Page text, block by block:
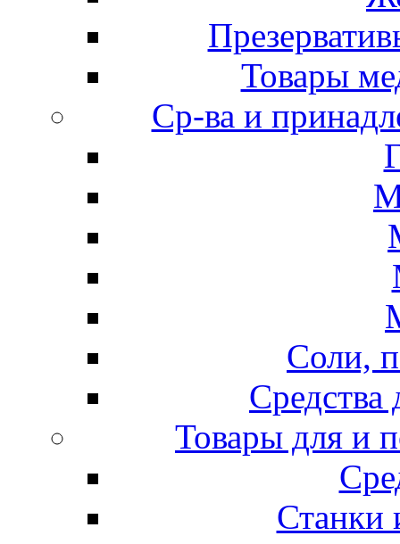
Товары
Ср-ва и
Соли,
Товары для и
Станки